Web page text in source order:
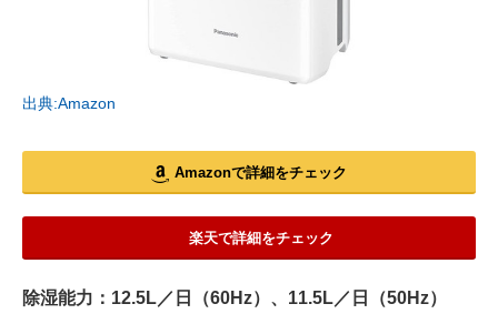
出典:Amazon
Amazonで詳細をチェック
楽天で詳細をチェック
除湿能力：12.5L／日（60Hz）、11.5L／日（50Hz）